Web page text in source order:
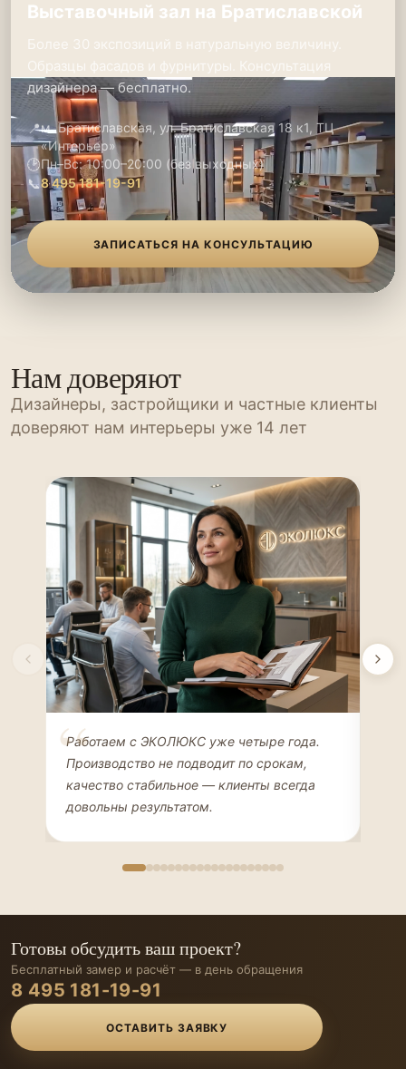
Выставочный зал на Братиславской
Более 30 экспозиций в натуральную величину.
Образцы фасадов и фурнитуры. Консультация
дизайнера — бесплатно.
📍м. Братиславская, ул. Братиславская 18 к1, ТЦ
«Интерьер»
🕑Пн–Вс: 10:00–20:00 (без выходных)
📞8 495 181-19-91
ЗАПИСАТЬСЯ НА КОНСУЛЬТАЦИЮ
Нам доверяют
Дизайнеры, застройщики и частные клиенты
доверяют нам интерьеры уже 14 лет
Елена Соколова
ДИЗАЙНЕР ИНТЕРЬЕРОВ
Работаем с ЭКОЛЮКС уже четыре года.
Производство не подводит по срокам,
качество стабильное — клиенты всегда
довольны результатом.
Готовы обсудить ваш проект?
Бесплатный замер и расчёт — в день обращения
8 495 181-19-91
ОСТАВИТЬ ЗАЯВКУ